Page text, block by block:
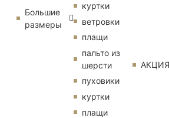
Большие
размеры
куртки
ветровки
плащи
пальто из
шерсти
пуховики
куртки
плащи
АКЦИЯ